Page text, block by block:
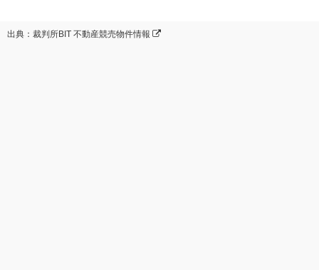
出典：裁判所BIT 不動産競売物件情報